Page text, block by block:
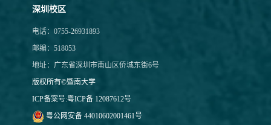
深圳校区
电话：0755-26931893
邮编：518053
地址：广东省深圳市南山区侨城东街6号
版权所有©暨南大学
ICP备案号:粤ICP备 12087612号
粤公网安备 44010602001461号